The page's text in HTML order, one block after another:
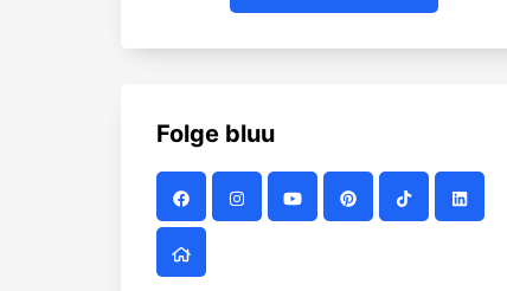
Folge bluu